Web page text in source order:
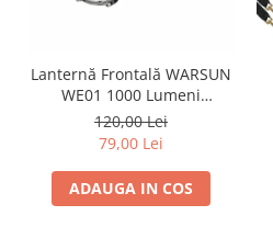
Lanternă Frontală WARSUN
WE01 1000 Lumeni
Reîncărcabilă USB IP67
Senzor Mișcare 40h
Autonomie
120,00 Lei
79,00 Lei
ADAUGA IN COS